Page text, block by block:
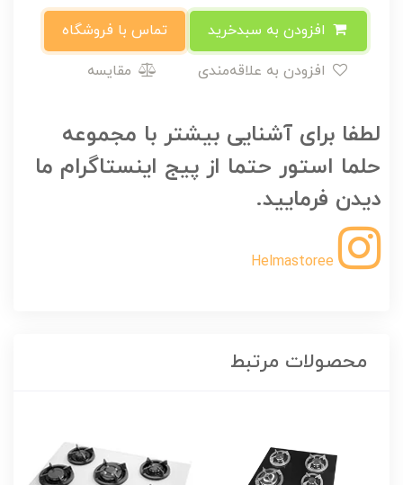
تماس با فروشگاه
مقایسه
لطفا برای آشنایی بیشتر با مجموعه
حلما استور حتما از پیج اینستاگرام ما
دیدن فرمایید.
Helmastoree
محصولات مرتبط